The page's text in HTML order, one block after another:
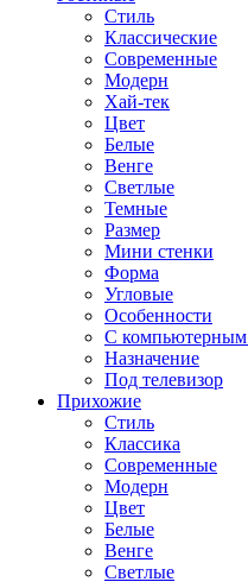
Стиль
Классические
Современные
Модерн
Хай-тек
Цвет
Белые
Венге
Светлые
Темные
Размер
Мини стенки
Форма
Угловые
Особенности
С компьютерным
Назначение
Под телевизор
Прихожие
Стиль
Классика
Современные
Модерн
Цвет
Белые
Венге
Светлые